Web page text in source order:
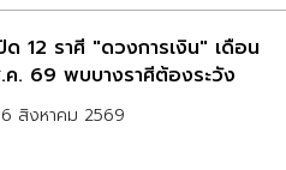
ด 12 ราศี "ดวงการเงิน" เดือน
ค. 69 พบบางราศีต้องระวัง
สิงหาคม 2569